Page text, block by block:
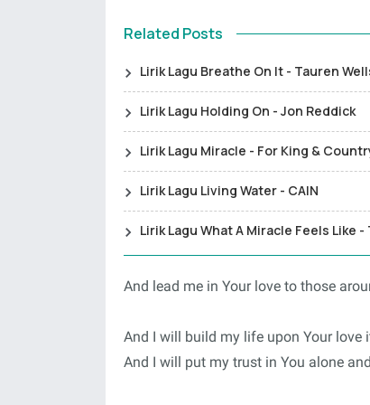
Related Posts
Lirik Lagu Breathe On It - Tauren
Lirik Lagu Holding On - Jon Reddick
Lirik Lagu Miracle - For King &
Lirik Lagu Living Water - CAIN
Lirik Lagu What A Miracle Feels Like -
And lead me in Your love to those
And I will build my life upon Your love
And I will put my trust in You alone